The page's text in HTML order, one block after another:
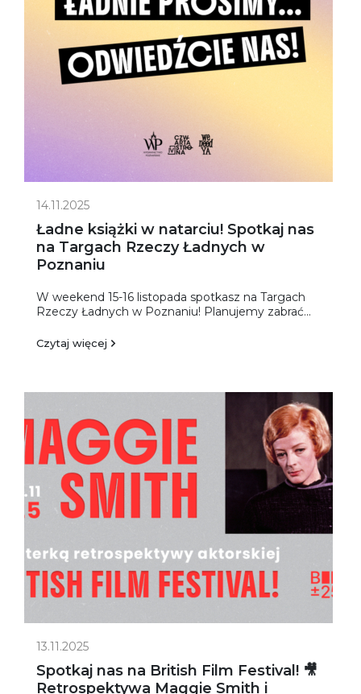
14.11.2025
Ładne książki w natarciu! Spotkaj nas
na Targach Rzeczy Ładnych w
Poznaniu
W weekend 15-16 listopada spotkasz na Targach
Rzeczy Ładnych w Poznaniu! Planujemy zabrać...
Czytaj więcej
13.11.2025
Spotkaj nas na British Film Festival! 🎥
Retrospektywa Maggie Smith i